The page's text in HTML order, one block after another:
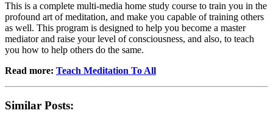
This is a complete multi-media home study course to train you in the
profound art of meditation, and make you capable of training others
as well. This program is designed to help you become a master
mediator and raise your level of consciousness, and also, to teach
you how to help others do the same.
Read more: Teach Meditation To All
Similar Posts: